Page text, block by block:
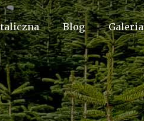
Blog Galeria